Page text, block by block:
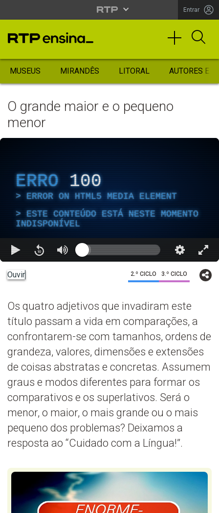
Entrar
MUSEUS MIRANDÊS LITORAL AUTORES
O grande maior e o pequeno
menor
ERRO 100
ERROR ON HTML5 MEDIA ELEMENT
ESTE CONTEÚDO ESTÁ NESTE MOMENTO
INDISPONÍVEL
Ouvir 2.º CICLO 3.º CICLO
Os quatro adjetivos que invadiram este
título passam a vida em comparações, a
confrontarem-se com tamanhos, ordens de
grandeza, valores, dimensões e extensões
de coisas abstratas e concretas. Assumem
graus e modos diferentes para formar os
comparativos e os superlativos. Será o
menor, o maior, o mais grande ou o mais
pequeno dos problemas? Deixamos a
resposta ao “Cuidado com a Língua!”.